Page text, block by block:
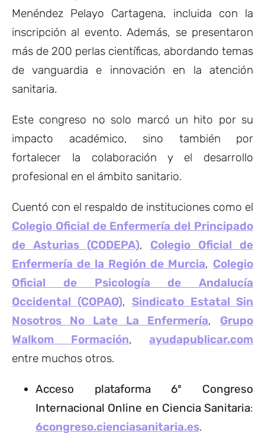
Menéndez Pelayo Cartagena, incluida con la
inscripción al evento. Además, se presentaron
más de 200 perlas científicas, abordando temas
de vanguardia e innovación en la atención
sanitaria.
Este congreso no solo marcó un hito por su
impacto académico, sino también por
fortalecer la colaboración y el desarrollo
profesional en el ámbito sanitario.
Cuentó con el respaldo de instituciones como el
Colegio Oficial de Enfermería del Principado
de Asturias (CODEPA), Colegio Oficial de
Enfermería de la Región de Murcia, Colegio
Oficial de Psicología de Andalucía
Occidental (COPAO), Sindicato Estatal Sin
Nosotros No Late La Enfermería, Grupo
Walkom Formación, ayudapublicar.com
entre muchos otros.
Acceso plataforma 6º Congreso
Internacional Online en Ciencia Sanitaria:
6congreso.cienciasanitaria.es.